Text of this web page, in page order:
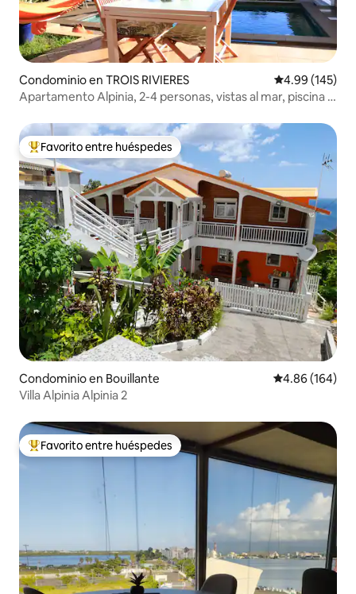
Condominio en TROIS RIVIERES Calificación
4.99 (145)
Apartamento Alpinia, 2-4 personas, vistas al mar, piscina y
De los mejores en Favorito entre huéspedes
Favorito entre huéspedes
Condominio en Bouillante Calificación
4.86 (164)
Villa Alpinia Alpinia 2
De los mejores en Favorito entre huéspedes
Favorito entre huéspedes